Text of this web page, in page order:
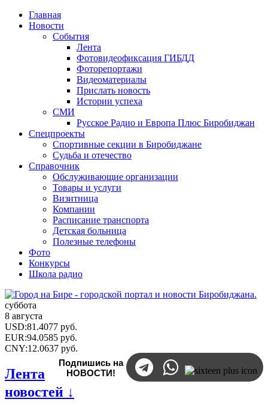
Главная
Новости
События
Лента
Фотовидеофиксация ГИБДД
Фоторепортажи
Видеоматериалы
Прислать новость
Истории успеха
СМИ
Русское Радио и Европа Плюс Биробиджан
Спецпроекты
Спортивные секции в Биробиджане
Судьба и отечество
Справочник
Обслуживающие организации
Товары и услуги
Визитница
Компании
Расписание транспорта
Детская больница
Полезные телефоны
Фото
Конкурсы
Школа радио
суббота
8 августа
USD:81.4077 руб.
EUR:94.0585 руб.
CNY:12.0637 руб.
Подпишись на
НОВОСТИ!
Лента
новостей ↓